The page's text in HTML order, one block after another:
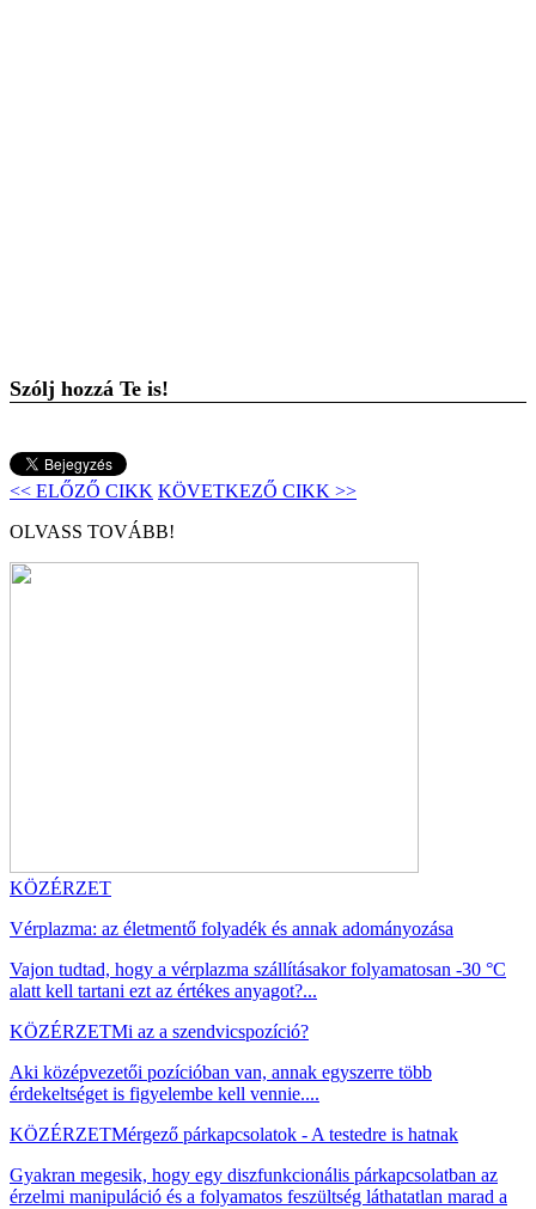
Szólj hozzá Te is!
<< ELŐZŐ CIKK KÖVETKEZŐ CIKK >>
OLVASS TOVÁBB!
KÖZÉRZET
Vérplazma: az életmentő folyadék és annak adományozása
Vajon tudtad, hogy a vérplazma szállításakor folyamatosan -30 °C
alatt kell tartani ezt az értékes anyagot?...
KÖZÉRZETMi az a szendvicspozíció?
Aki középvezetői pozícióban van, annak egyszerre több
érdekeltséget is figyelembe kell vennie....
KÖZÉRZETMérgező párkapcsolatok - A testedre is hatnak
Gyakran megesik, hogy egy diszfunkcionális párkapcsolatban az
érzelmi manipuláció és a folyamatos feszültség láthatatlan marad a